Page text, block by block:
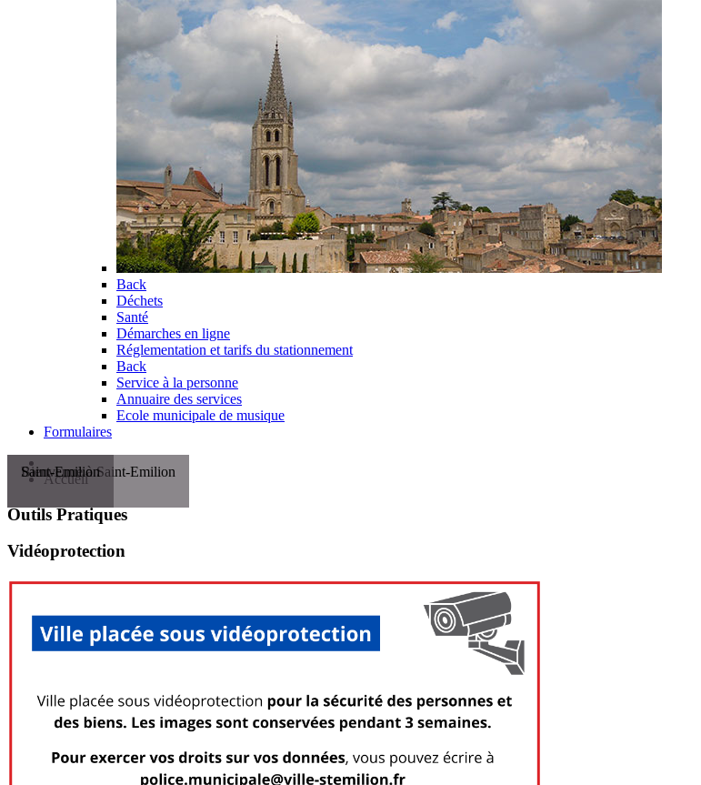
Back
Déchets
Santé
Démarches en ligne
Réglementation et tarifs du stationnement
Back
Service à la personne
Annuaire des services
Ecole municipale de musique
Formulaires
Bienvenue à Saint-Emilion
Saint-Emilion
Accueil
OutilsPratiques
Vidéoprotection